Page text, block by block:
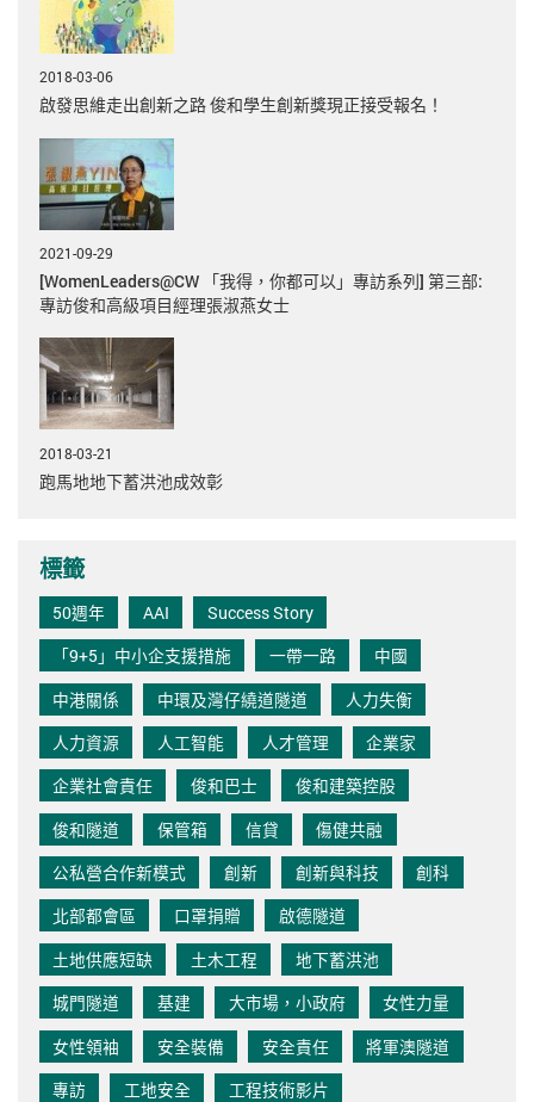
2018-03-06
啟發思維走出創新之路 俊和學生創新獎現正接受報名！
2021-09-29
[WomenLeaders@CW 「我得，你都可以」專訪系列] 第三部:
專訪俊和高級項目經理張淑燕女士
2018-03-21
跑馬地地下蓄洪池成效彰
標籤
50週年 AAI
Success Story
「9+5」中小企支援措施
一帶一路
中國
中港關係
中環及灣仔繞道隧道
人力失衡
人力資源
人工智能 人才管理
企業家
企業社會責任
俊和巴士
俊和建築控股
俊和隧道
保管箱 信貸
傷健共融
公私營合作新模式
創新 創新與科技
創科
北部都會區
口罩捐贈
啟德隧道
土地供應短缺
土木工程
地下蓄洪池
城門隧道
基建 大市場，小政府
女性力量
女性領袖
安全裝備 安全責任
將軍澳隧道
專訪
工地安全
工程技術影片